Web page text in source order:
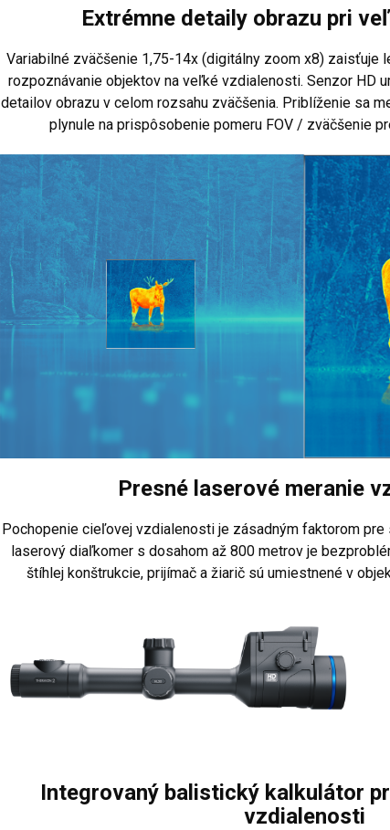
Extrémne detaily obrazu pri
Variabilné zväčšenie 1,75-14x (digitálny zoom x8) zaisťuje
rozpoznávanie objektov na veľké vzdialenosti. Senzor HD
detailov obrazu v celom rozsahu zväčšenia. Priblíženie sa
plynule na prispôsobenie pomeru FOV / zväčšenie
Presné laserové meranie
Pochopenie cieľovej vzdialenosti je zásadným faktorom pre
laserový diaľkomer s dosahom až 800 metrov je
štíhlej konštrukcie, prijímač a žiarič sú umiestnené v
Integrovaný balistický kalkulátor
vzdialenosti